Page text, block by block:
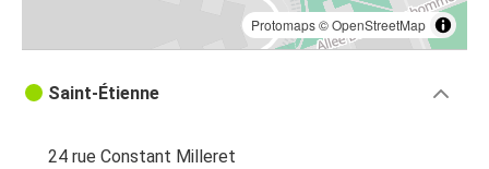
Protomaps©OpenStreetMap
Saint-Étienne
24 rue Constant Milleret